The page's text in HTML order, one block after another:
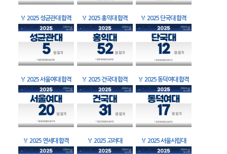
🏅 2025 성균관대 합격 🏅 2025 홍익대 합격 🏅 2025 단국대 합격
🏅 2025 서울여대 합격 🏅 2025 건국대 합격 🏅 2025 동덕여대 합격
🏅 2025 연세대 합격 🏅 2025 고려대 🏅 2025 서울시립대